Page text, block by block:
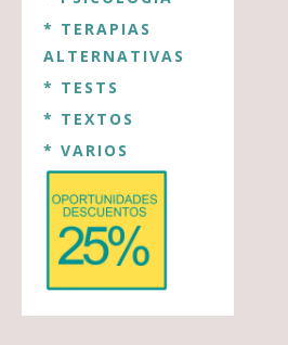
* TERAPIAS
ALTERNATIVAS
* TESTS
* TEXTOS
* VARIOS